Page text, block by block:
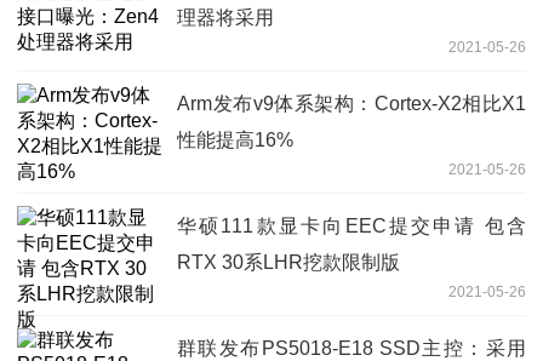
理器将采用
2021-05-26
Arm发布v9体系架构：Cortex-X2相比X1
性能提高16%
2021-05-26
华硕111款显卡向EEC提交申请 包含
RTX 30系LHR挖款限制版
2021-05-26
群联发布PS5018-E18 SSD主控：采用